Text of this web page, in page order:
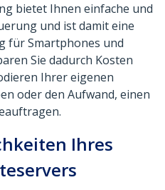
bietet Ihnen einfache und
und ist damit eine
für Smartphones und
Sie dadurch Kosten
Ihrer eigenen
oder den Aufwand, einen
Ihres